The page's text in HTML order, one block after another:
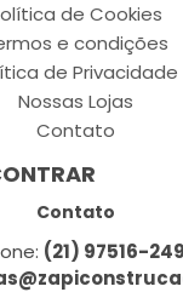
de Cookies
e condições
de Privacidade
Nossas Lojas
Contato
Contato
(21) 97516-